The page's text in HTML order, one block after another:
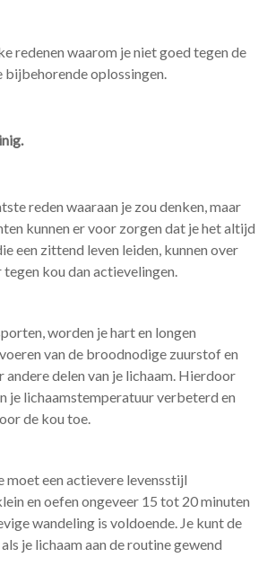
redenen waarom je niet goed tegen de
oplossingen.
reden waaraan je zou denken, maar
kunnen er voor zorgen dat je het altijd
een zittend leven leiden, kunnen over
kou dan actievelingen.
worden je hart en longen
van de broodnodige zuurstof en
delen van je lichaam. Hierdoor
je lichaamstemperatuur verbeterd en
de kou toe.
moet een actievere levensstijl
en oefen ongeveer 15 tot 20 minuten
wandeling is voldoende. Je kunt de
je lichaam aan de routine gewend